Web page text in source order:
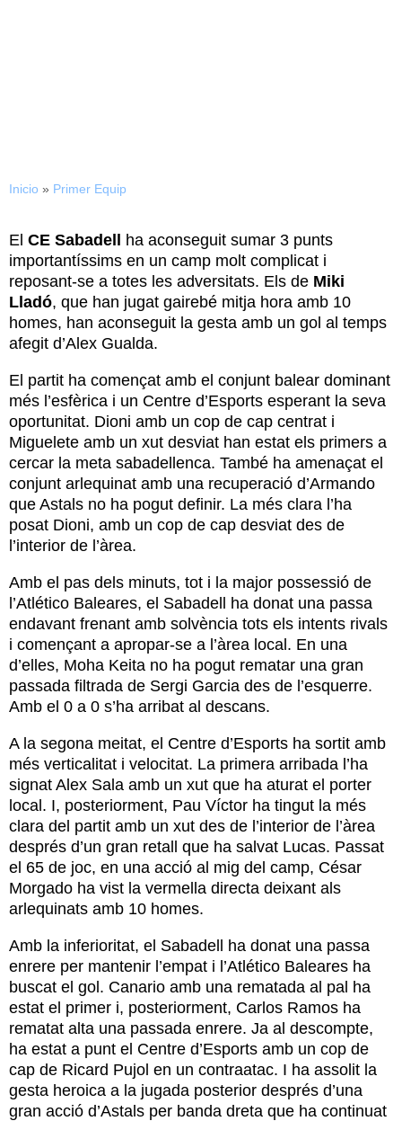
Inicio » Primer Equip
El CE Sabadell ha aconseguit sumar 3 punts
importantíssims en un camp molt complicat i
reposant-se a totes les adversitats. Els de Miki
Lladó, que han jugat gairebé mitja hora amb 10
homes, han aconseguit la gesta amb un gol al temps
afegit d’Alex Gualda.
El partit ha començat amb el conjunt balear dominant
més l’esfèrica i un Centre d’Esports esperant la seva
oportunitat. Dioni amb un cop de cap centrat i
Miguelete amb un xut desviat han estat els primers a
cercar la meta sabadellenca. També ha amenaçat el
conjunt arlequinat amb una recuperació d’Armando
que Astals no ha pogut definir. La més clara l’ha
posat Dioni, amb un cop de cap desviat des de
l’interior de l’àrea.
Amb el pas dels minuts, tot i la major possessió de
l’Atlético Baleares, el Sabadell ha donat una passa
endavant frenant amb solvència tots els intents rivals
i començant a apropar-se a l’àrea local. En una
d’elles, Moha Keita no ha pogut rematar una gran
passada filtrada de Sergi Garcia des de l’esquerre.
Amb el 0 a 0 s’ha arribat al descans.
A la segona meitat, el Centre d’Esports ha sortit amb
més verticalitat i velocitat. La primera arribada l’ha
signat Alex Sala amb un xut que ha aturat el porter
local. I, posteriorment, Pau Víctor ha tingut la més
clara del partit amb un xut des de l’interior de l’àrea
després d’un gran retall que ha salvat Lucas. Passat
el 65 de joc, en una acció al mig del camp, César
Morgado ha vist la vermella directa deixant als
arlequinats amb 10 homes.
Amb la inferioritat, el Sabadell ha donat una passa
enrere per mantenir l’empat i l’Atlético Baleares ha
buscat el gol. Canario amb una rematada al pal ha
estat el primer i, posteriorment, Carlos Ramos ha
rematat alta una passada enrere. Ja al descompte,
ha estat a punt el Centre d’Esports amb un cop de
cap de Ricard Pujol en un contraatac. I ha assolit la
gesta heroica a la jugada posterior després d’una
gran acció d’Astals per banda dreta que ha continuat